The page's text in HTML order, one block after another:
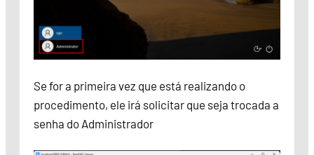
Se for a primeira vez que está realizando o
procedimento, ele irá solicitar que seja trocada a
senha do Administrador